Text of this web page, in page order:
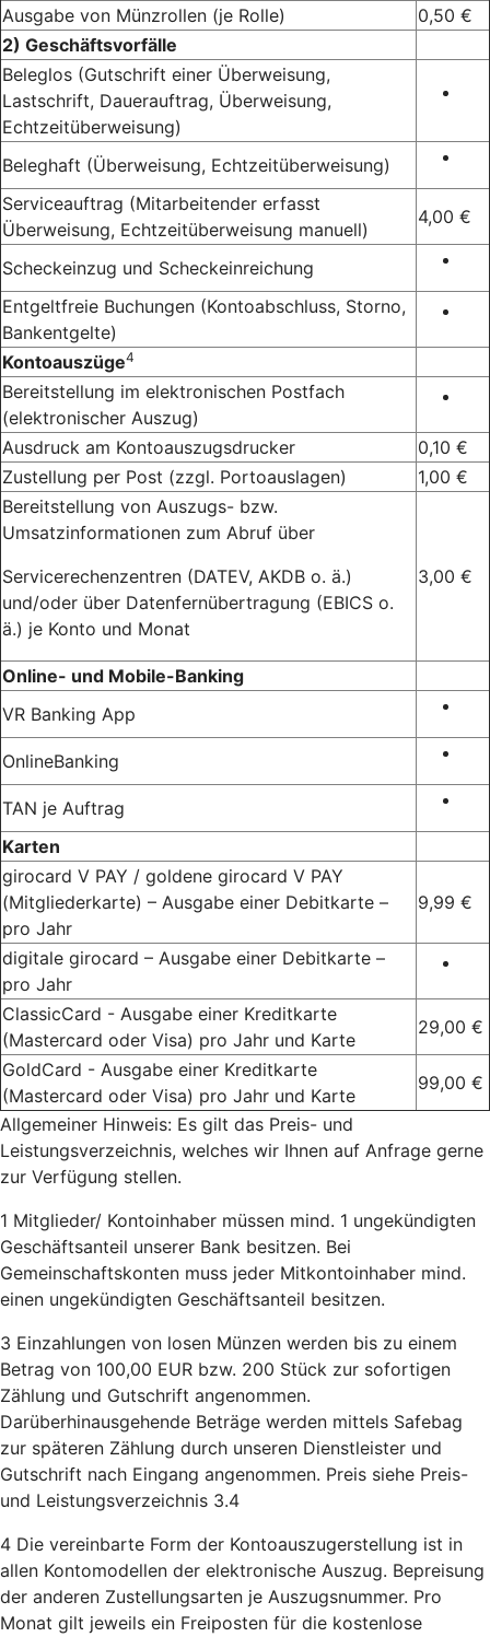
Ausgabe von Münzrollen (je Rolle)
0,50 €
2) Geschäftsvorfälle
Beleglos (Gutschrift einer Überweisung,
Lastschrift, Dauerauftrag, Überweisung,
Echtzeitüberweisung)
Beleghaft (Überweisung, Echtzeitüberweisung)
Serviceauftrag (Mitarbeitender erfasst
Überweisung, Echtzeitüberweisung manuell)
4,00 €
Scheckeinzug und Scheckeinreichung
Entgeltfreie Buchungen (Kontoabschluss, Storno,
Bankentgelte)
Kontoauszüge4
Bereitstellung im elektronischen Postfach
(elektronischer Auszug)
Ausdruck am Kontoauszugsdrucker
0,10 €
Zustellung per Post (zzgl. Portoauslagen)
1,00 €
Bereitstellung von Auszugs- bzw.
Umsatzinformationen zum Abruf über
Servicerechenzentren (DATEV, AKDB o. ä.)
und/oder über Datenfernübertragung (EBICS o.
ä.) je Konto und Monat
3,00 €
Online- und Mobile-Banking
VR Banking App
OnlineBanking
TAN je Auftrag
Karten
girocard V PAY / goldene girocard V PAY
(Mitgliederkarte) – Ausgabe einer Debitkarte –
pro Jahr
9,99 €
digitale girocard – Ausgabe einer Debitkarte –
pro Jahr
ClassicCard - Ausgabe einer Kreditkarte
(Mastercard oder Visa) pro Jahr und Karte
29,00 €
GoldCard - Ausgabe einer Kreditkarte
(Mastercard oder Visa) pro Jahr und Karte
99,00 €
Allgemeiner Hinweis: Es gilt das Preis- und
Leistungsverzeichnis, welches wir Ihnen auf Anfrage gerne
zur Verfügung stellen.
1 Mitglieder/ Kontoinhaber müssen mind. 1 ungekündigten
Geschäftsanteil unserer Bank besitzen. Bei
Gemeinschaftskonten muss jeder Mitkontoinhaber mind.
einen ungekündigten Geschäftsanteil besitzen.
3 Einzahlungen von losen Münzen werden bis zu einem
Betrag von 100,00 EUR bzw. 200 Stück zur sofortigen
Zählung und Gutschrift angenommen.
Darüberhinausgehende Beträge werden mittels Safebag
zur späteren Zählung durch unseren Dienstleister und
Gutschrift nach Eingang angenommen. Preis siehe Preis-
und Leistungsverzeichnis 3.4
4 Die vereinbarte Form der Kontoauszugerstellung ist in
allen Kontomodellen der elektronische Auszug. Bepreisung
der anderen Zustellungsarten je Auszugsnummer. Pro
Monat gilt jeweils ein Freiposten für die kostenlose